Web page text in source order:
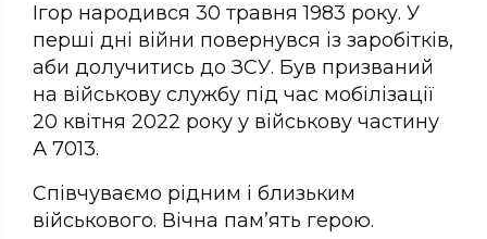
Ігор народився 30 травня 1983 року. У
перші дні війни повернувся із заробітків,
аби долучитись до ЗСУ. Був призваний
на військову службу під час мобілізації
20 квітня 2022 року у військову частину
А 7013.
Співчуваємо рідним і близьким
військового. Вічна пам’ять герою.